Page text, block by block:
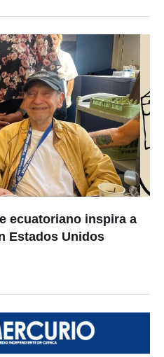
ecuatoriano inspira a
Estados Unidos